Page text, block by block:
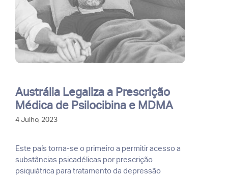
Austrália Legaliza a Prescrição
Médica de Psilocibina e MDMA
4 Julho, 2023
Este país torna-se o primeiro a permitir acesso a
substâncias psicadélicas por prescrição
psiquiátrica para tratamento da depressão